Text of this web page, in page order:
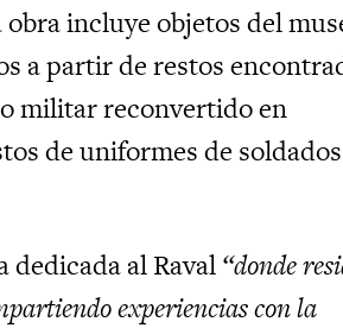
incluye objetos del
a partir de restos
militar reconvertido en
de uniformes de soldados
dedicada al Raval“donde
experiencias con la